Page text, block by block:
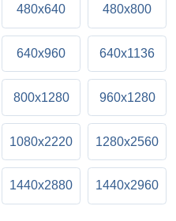
480x640 480x800
640x960 640x1136
800x1280 960x1280
1080x2220 1280x2560
1440x2880 1440x2960